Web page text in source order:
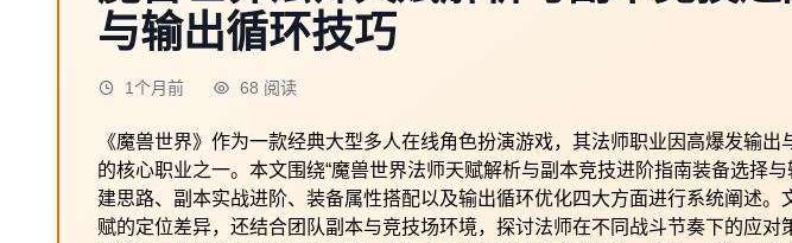
与输出循环技巧
1个月前 68 阅读
《魔兽世界》作为一款经典大型多人在线角色扮演游戏，其法师职业因高爆发输
的核心职业之一。本文围绕“魔兽世界法师天赋解析与副本竞技进阶指南装备选择
建思路、副本实战进阶、装备属性搭配以及输出循环优化四大方面进行系统阐述。
赋的定位差异，还结合团队副本与竞技场环境，探讨法师在不同战斗节奏下的应